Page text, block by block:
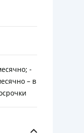
-
– в